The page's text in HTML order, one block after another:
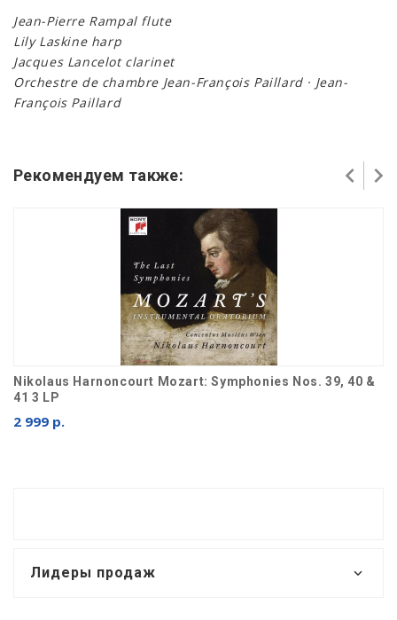
Jean-Pierre Rampal flute
Lily Laskine harp
Jacques Lancelot clarinet
Orchestre de chambre Jean-François Paillard · Jean-
François Paillard
Рекомендуем также:
Nikolaus Harnoncourt Mozart: Symphonies Nos. 39, 40 &
41 3 LP
2 999 р.
Лидеры продаж